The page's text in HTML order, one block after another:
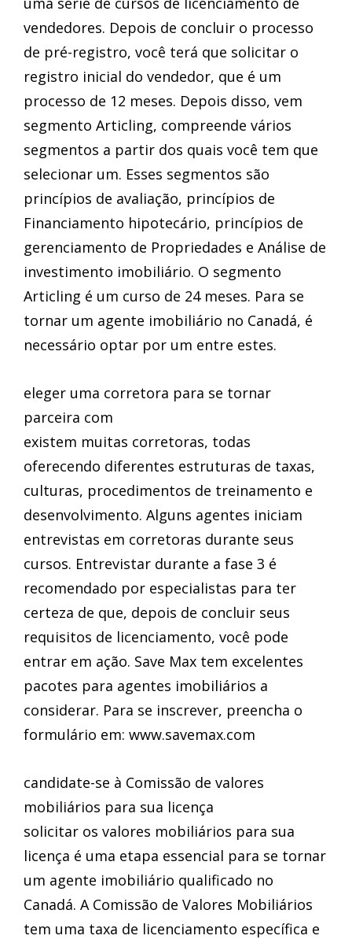
vendedores. Depois de concluir o processo
de pré-registro, você terá que solicitar o
registro inicial do vendedor, que é um
processo de 12 meses. Depois disso, vem
segmento Articling, compreende vários
segmentos a partir dos quais você tem que
selecionar um. Esses segmentos são
princípios de avaliação, princípios de
Financiamento hipotecário, princípios de
gerenciamento de Propriedades e Análise de
investimento imobiliário. O segmento
Articling é um curso de 24 meses. Para se
tornar um agente imobiliário no Canadá, é
necessário optar por um entre estes.
eleger uma corretora para se tornar
parceira com
existem muitas corretoras, todas
oferecendo diferentes estruturas de taxas,
culturas, procedimentos de treinamento e
desenvolvimento. Alguns agentes iniciam
entrevistas em corretoras durante seus
cursos. Entrevistar durante a fase 3 é
recomendado por especialistas para ter
certeza de que, depois de concluir seus
requisitos de licenciamento, você pode
entrar em ação. Save Max tem excelentes
pacotes para agentes imobiliários a
considerar. Para se inscrever, preencha o
formulário em: www.savemax.com
candidate-se à Comissão de valores
mobiliários para sua licença
solicitar os valores mobiliários para sua
licença é uma etapa essencial para se tornar
um agente imobiliário qualificado no
Canadá. A Comissão de Valores Mobiliários
tem uma taxa de licenciamento específica e